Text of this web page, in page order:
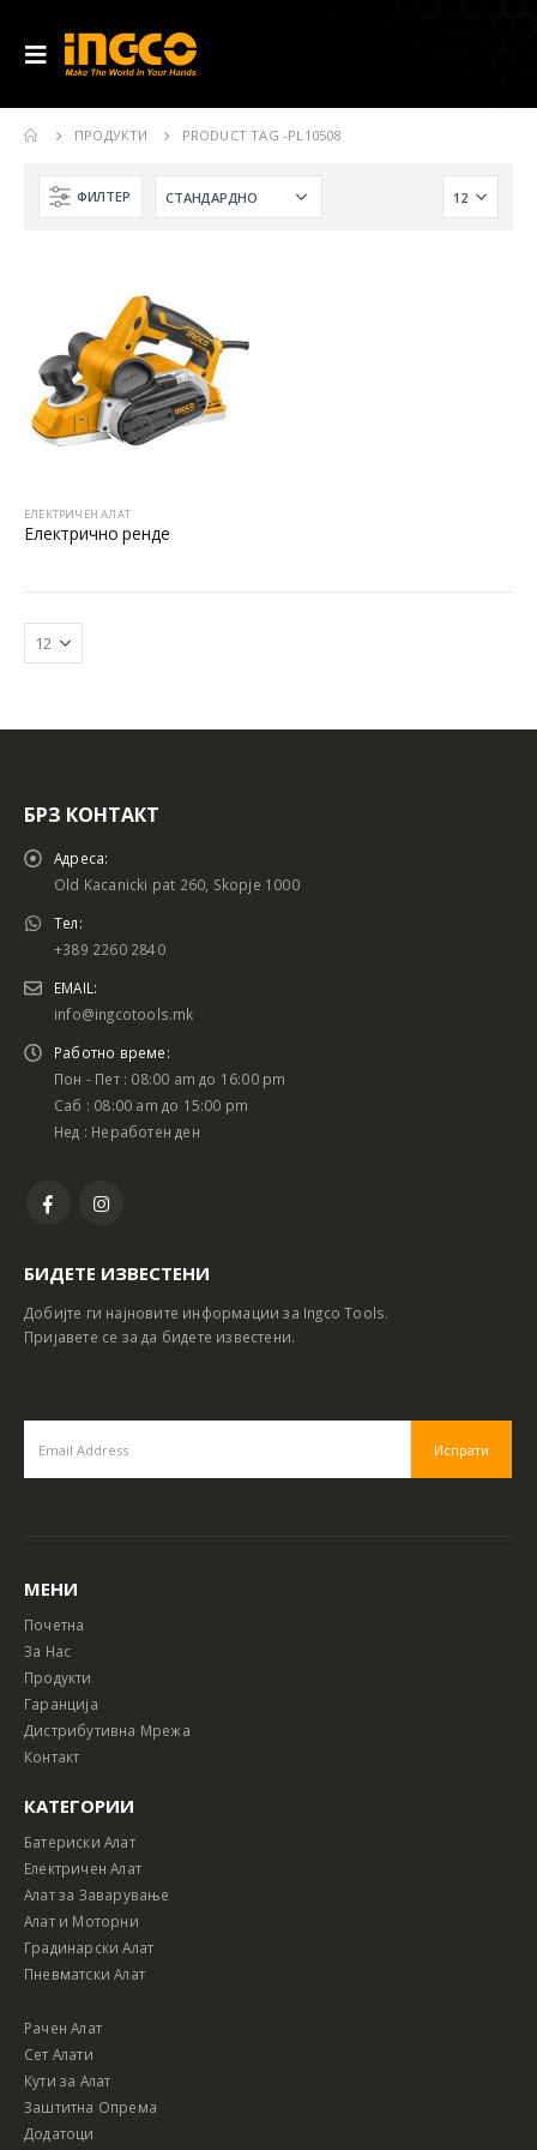
ПРОДУКТИ PRODUCT TAG -PL10508
ФИЛТЕР
ЕЛЕКТРИЧЕН АЛАТ
Електрично ренде
БРЗ КОНТАКТ
Адреса:
Old Kacanicki pat 260, Skopje 1000
Тел:
+389 2260 2840
EMAIL:
info@ingcotools.mk
Работно време:
Пон - Пет : 08:00 am до 16:00 pm
Саб : 08:00 am до 15:00 pm
Нед : Неработен ден
БИДЕТЕ ИЗВЕСТЕНИ
Добијте ги најновите информации за Ingco Tools.
Пријавете се за да бидете известени.
МЕНИ
Почетна
За Нас
Продукти
Гаранција
Дистрибутивна Мрежа
Контакт
КАТЕГОРИИ
Батериски Алат
Електричен Алат
Алат за Заварување
Алат и Моторни
Градинарски Алат
Пневматски Алат
Рачен Алат
Сет Алати
Кути за Алат
Заштитна Опрема
Додатоци